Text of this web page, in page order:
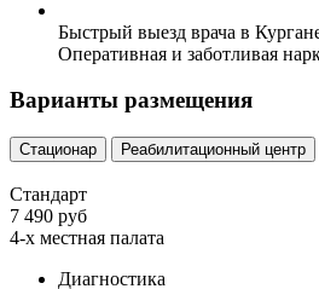
Быстрый выезд врача в
Оперативная и заботливая
Варианты размещения
Стационар Реабилитационный центр
Стандарт
7 490 руб
4-х местная палата
Диагностика